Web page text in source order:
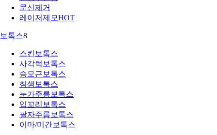
문신제거
레이저제모HOT
보톡스8
스킨보톡스
사각턱보톡스
승모근보톡스
침샘보톡스
눈가주름보톡스
입꼬리보톡스
팔자주름보톡스
이마/미간보톡스